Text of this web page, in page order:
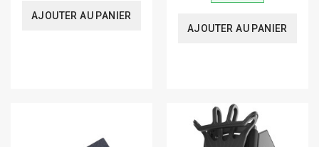
AJOUTER AU PANIER
AJOUTER AU PANIER